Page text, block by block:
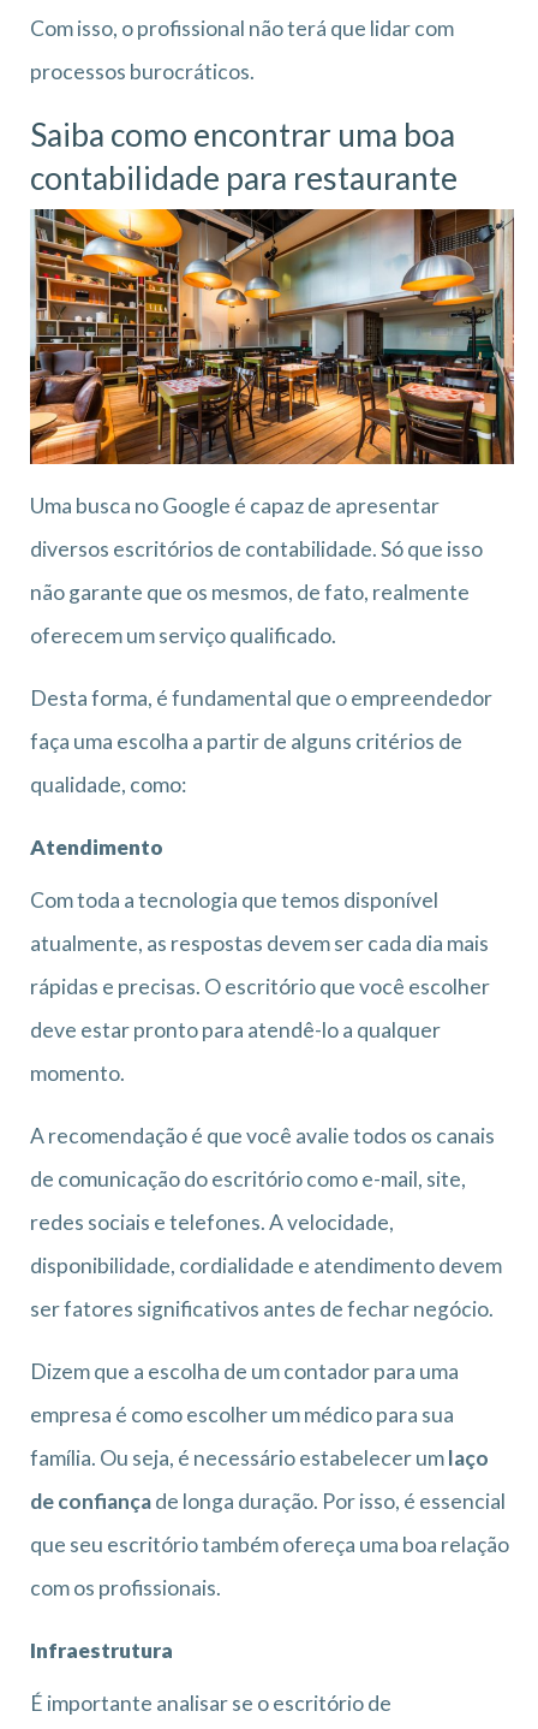
Com isso, o profissional não terá que lidar com
processos burocráticos.
Saiba como encontrar uma boa
contabilidade para restaurante
Uma busca no Google é capaz de apresentar
diversos escritórios de contabilidade. Só que isso
não garante que os mesmos, de fato, realmente
oferecem um serviço qualificado.
Desta forma, é fundamental que o empreendedor
faça uma escolha a partir de alguns critérios de
qualidade, como:
Atendimento
Com toda a tecnologia que temos disponível
atualmente, as respostas devem ser cada dia mais
rápidas e precisas. O escritório que você escolher
deve estar pronto para atendê-lo a qualquer
momento.
A recomendação é que você avalie todos os canais
de comunicação do escritório como e-mail, site,
redes sociais e telefones. A velocidade,
disponibilidade, cordialidade e atendimento devem
ser fatores significativos antes de fechar negócio.
Dizem que a escolha de um contador para uma
empresa é como escolher um médico para sua
família. Ou seja, é necessário estabelecer umlaço
de confiançade longa duração. Por isso, é essencial
que seu escritório também ofereça uma boa relação
com os profissionais.
Infraestrutura
É importante analisar se o escritório de